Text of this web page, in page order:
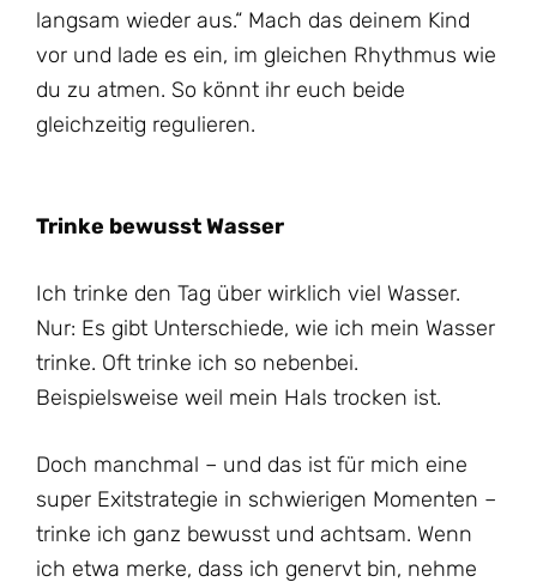
langsam wieder aus.“ Mach das deinem Kind
vor und lade es ein, im gleichen Rhythmus wie
du zu atmen. So könnt ihr euch beide
gleichzeitig regulieren.
Trinke bewusst Wasser
Ich trinke den Tag über wirklich viel Wasser.
Nur: Es gibt Unterschiede, wie ich mein Wasser
trinke. Oft trinke ich so nebenbei.
Beispielsweise weil mein Hals trocken ist.
Doch manchmal – und das ist für mich eine
super Exitstrategie in schwierigen Momenten –
trinke ich ganz bewusst und achtsam. Wenn
ich etwa merke, dass ich genervt bin, nehme